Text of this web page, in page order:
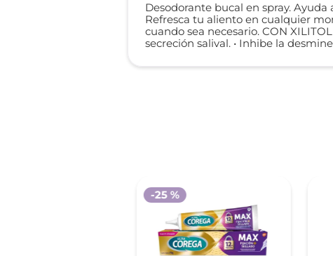
Desodorante bucal en spray.
Refresca tu aliento en cualquier
cuando sea necesario. CON
secreción salival. • Inhibe la
-25 %